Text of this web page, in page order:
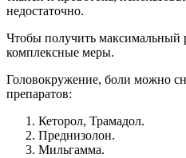
недостаточно.
Чтобы получить максимальный
комплексные меры.
Головокружение, боли можно
препаратов:
Кеторол, Трамадол.
Преднизолон.
Мильгамма.